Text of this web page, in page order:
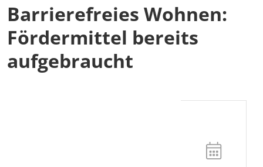
Barrierefreies Wohnen:
Fördermittel bereits
aufgebraucht